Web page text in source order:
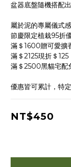
盆器底盤隨機搭配
屬於泥的專屬儀式感
節慶限定植栽95折
滿＄1600贈可愛擴
滿＄2125現折＄125
滿＄2500黑貓宅配
優惠皆可累計，特
NT$450